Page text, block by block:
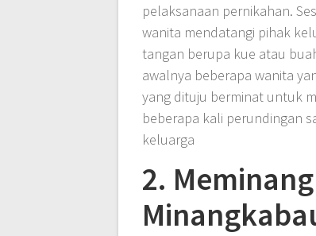
pelaksanaan pernikahan.
wanita mendatangi pihak
tangan berupa kue atau
awalnya beberapa wanita
yang dituju berminat untuk
beberapa kali perundingan
keluarga
2.